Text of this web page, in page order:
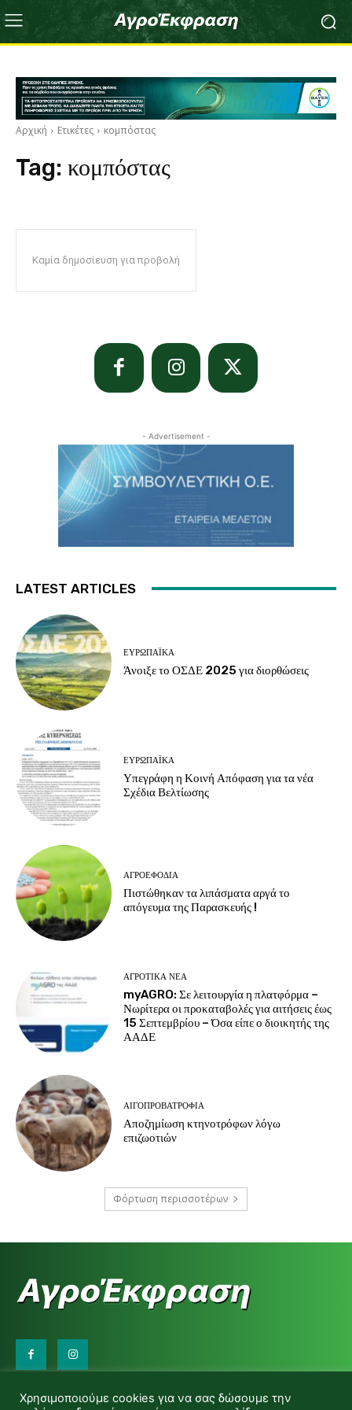
Αρχική Ετικέτες κομπόστας
Tag: κομπόστας
Καμία δημοσίευση για προβολή
- Advertisement -
LATEST ARTICLES
ΕΥΡΩΠΑΪΚΆ
Άνοιξε το ΟΣΔΕ 2025 για διορθώσεις
ΕΥΡΩΠΑΪΚΆ
Υπεγράφη η Κοινή Απόφαση για τα νέα
Σχέδια Βελτίωσης
ΑΓΡΟΕΦΌΔΙΑ
Πιστώθηκαν τα λιπάσματα αργά το
απόγευμα της Παρασκευής !
ΑΓΡΟΤΙΚΆ ΝΈΑ
myAGRO: Σε λειτουργία η πλατφόρμα –
Νωρίτερα οι προκαταβολές για αιτήσεις έως
15 Σεπτεμβρίου – Όσα είπε ο διοικητής της
ΑΑΔΕ
ΑΙΓΟΠΡΟΒΑΤΡΟΦΊΑ
Αποζημίωση κτηνοτρόφων λόγω
επιζωοτιών
Φόρτωση περισσοτέρων
d.makas@yahoo.gr
Χρησιμοποιούμε cookies για να σας δώσουμε την